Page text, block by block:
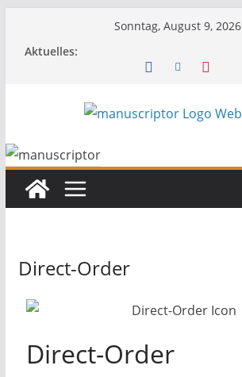
Sonntag, August 9, 2026
Aktuelles:
Direct-Order
Direct-Order